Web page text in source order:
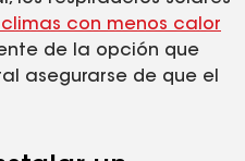
con menos calor
de la opción que
asegurarse de que el